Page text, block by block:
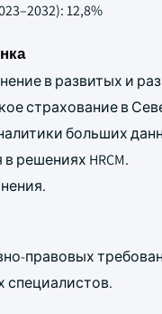
12,8%
в развитых и
страхование в
больших
решениях HRCM.
правовых
специалистов.